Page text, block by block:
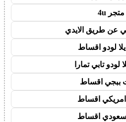
متجر 4u
عن طريق الايدي
لودو اقساط
تابي تمارا
ببجي اقساط
امريكي اقساط
سعودي اقساط